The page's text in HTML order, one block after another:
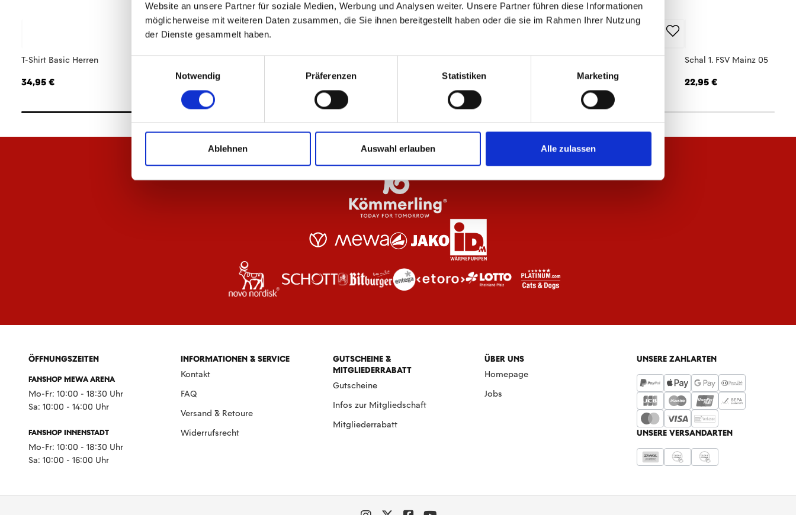
Website an unsere Partner für soziale Medien, Werbung und Analysen weiter. Unsere Partner führen diese Informationen
möglicherweise mit weiteren Daten zusammen, die Sie ihnen bereitgestellt haben oder die sie im Rahmen Ihrer Nutzung
der Dienste gesammelt haben.
Notwendig
Präferenzen Statistiken Marketing
Ablehnen Auswahl erlauben Alle zulassen
T-Shirt Basic Herren
34,95 € 84,95 € 84,95 €
Schal 1. FSV Mainz 05
22,95 €
ÖFFNUNGSZEITEN
FANSHOP MEWA ARENA
Mo-Fr: 10:00 - 18:30 Uhr
Sa: 10:00 - 14:00 Uhr
FANSHOP INNENSTADT
Mo-Fr: 10:00 - 18:30 Uhr
Sa: 10:00 - 16:00 Uhr
INFORMATIONEN & SERVICE
Kontakt
FAQ
Versand & Retoure
Widerrufsrecht
GUTSCHEINE &
MITGLIEDERRABATT
Gutscheine
Infos zur Mitgliedschaft
Mitgliederrabatt
ÜBER UNS
Homepage
Jobs
UNSERE ZAHLARTEN
UNSERE VERSANDARTEN